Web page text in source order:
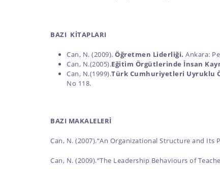
BAZI KİTAPLARI
Can, N. (2009). Öğretmen Liderliği. Ankara:
Can, N.(2005).Eğitim Örgütlerinde İnsan
Can, N.(1999).Türk Cumhuriyetleri Uyruklu
No 118.
BAZI MAKALELERİ
Can, N. (2007).“An Organizational Structure and
Can, N. (2009).“The Leadership Behaviours of